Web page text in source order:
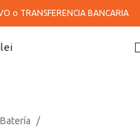
o TRANSFERENCIA BANCARIA